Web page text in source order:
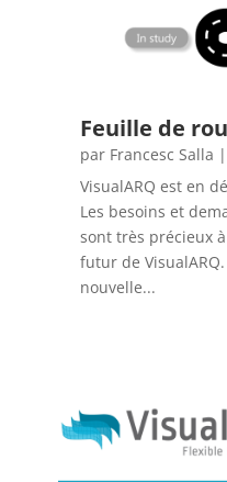
Feuille de
par Francesc Salla |
VisualARQ est en
Les besoins et
sont très précieux
futur de
nouvelle...